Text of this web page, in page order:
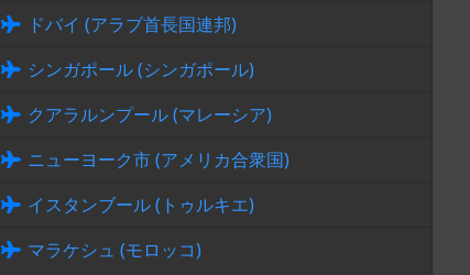
ドバイ (アラブ首長国連邦)
シンガポール (シンガポール)
クアラルンプール (マレーシア)
ニューヨーク市 (アメリカ合衆国)
イスタンブール (トゥルキエ)
マラケシュ (モロッコ)